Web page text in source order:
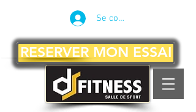
Se connecter
RESERVER MON ESSAI